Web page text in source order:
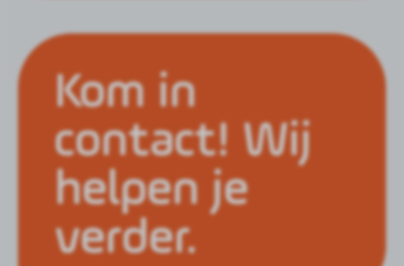
Kom in
contact! Wij
helpen je
verder.